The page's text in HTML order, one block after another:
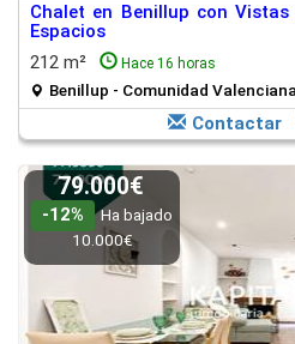
Chalet en Benillup con
Espacios
212 m²
Hace 16 horas
Benillup - Comunidad
Contactar
79.000€
-12%
Ha bajado
10.000€